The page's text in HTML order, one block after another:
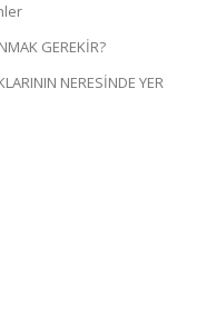
GEREKİR?
NERESİNDE YER